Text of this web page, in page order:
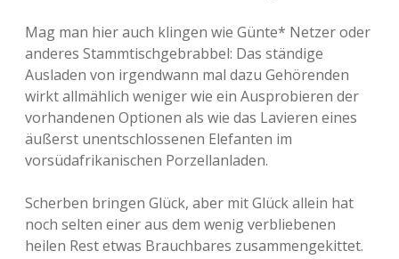
Mag man hier auch klingen wie Günte* Netzer oder
anderes Stammtischgebrabbel: Das ständige
Ausladen von irgendwann mal dazu Gehörenden
wirkt allmählich weniger wie ein Ausprobieren der
vorhandenen Optionen als wie das Lavieren eines
äußerst unentschlossenen Elefanten im
vorsüdafrikanischen Porzellanladen.
Scherben bringen Glück, aber mit Glück allein hat
noch selten einer aus dem wenig verbliebenen
heilen Rest etwas Brauchbares zusammengekittet.